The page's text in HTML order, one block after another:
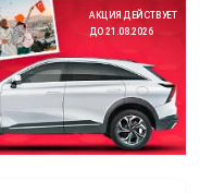
АКЦИЯ ДЕЙСТВУЕТ
ДО 21.08.2026